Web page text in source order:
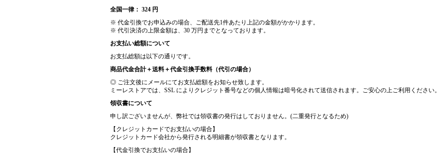
全国一律： 324 円
※ 代金引換でお申込みの場合、ご配送先1件あたり上記の金額がかかります。
※ 代引決済の上限金額は、30 万円までとなっております。
お支払い総額について
お支払総額は以下の通りです。
商品代金合計＋送料＋代金引換手数料（代引の場合）
◎ ご注文後にメールにてお支払総額をお知らせ致します。
ミーレストアでは、SSL によりクレジット番号などの個人情報は暗号化されて送信されます。ご安心の上ご利用ください。
領収書について
申し訳ございませんが、弊社では領収書の発行はしておりません。(二重発行となるため)
【クレジットカードでお支払いの場合】
クレジットカード会社から発行される明細書が領収書となります。
【代金引換でお支払いの場合】